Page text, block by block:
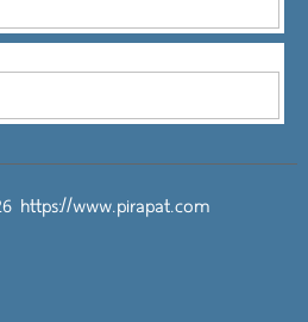
https://www.pirapat.com